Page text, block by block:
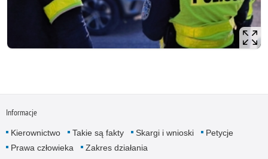
Informacje
Kierownictwo Takie są fakty Skargi i wnioski
Petycje
Prawa człowieka
Zakres działania